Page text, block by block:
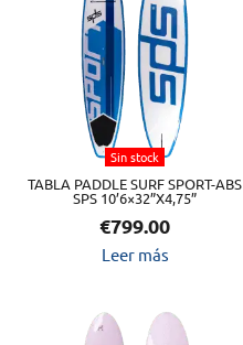
Sin stock
TABLA PADDLE SURF SPORT-ABS
SPS 10’6×32”X4,75”
€799.00
Leer más